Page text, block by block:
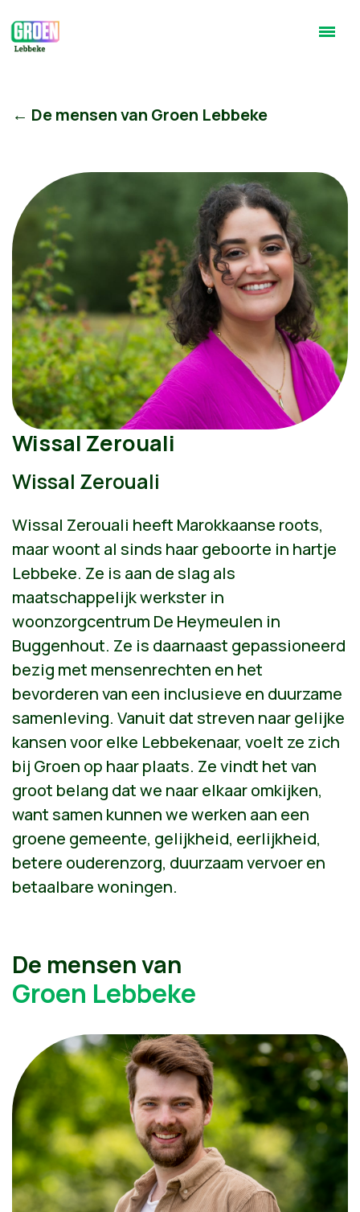
← De mensen van Groen Lebbeke
Wissal Zerouali
Wissal Zerouali
Wissal Zerouali heeft Marokkaanse roots,
maar woont al sinds haar geboorte in hartje
Lebbeke. Ze is aan de slag als
maatschappelijk werkster in
woonzorgcentrum De Heymeulen in
Buggenhout. Ze is daarnaast gepassioneerd
bezig met mensenrechten en het
bevorderen van een inclusieve en duurzame
samenleving. Vanuit dat streven naar gelijke
kansen voor elke Lebbekenaar, voelt ze zich
bij Groen op haar plaats. Ze vindt het van
groot belang dat we naar elkaar omkijken,
want samen kunnen we werken aan een
groene gemeente, gelijkheid, eerlijkheid,
betere ouderenzorg, duurzaam vervoer en
betaalbare woningen.
De mensen van
Groen Lebbeke